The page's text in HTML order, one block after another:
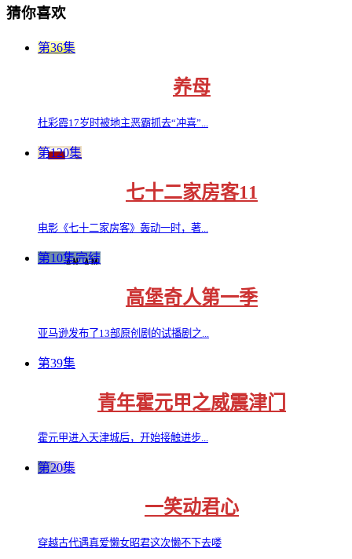
猜你喜欢
第36集
养母
杜彩霞17岁时被地主恶霸抓去“冲喜”...
第120集
七十二家房客11
电影《七十二家房客》轰动一时，著...
第10集完结
高堡奇人第一季
亚马逊发布了13部原创剧的试播剧之...
第39集
青年霍元甲之威震津门
霍元甲进入天津城后，开始接触进步...
第20集
一笑动君心
穿越古代遇真爱懒女昭君这次懒不下去喽